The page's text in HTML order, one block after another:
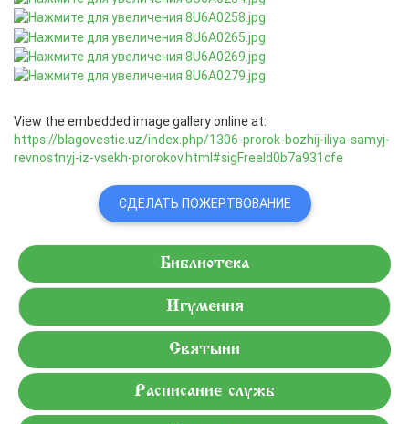
View the embedded image gallery online at:
https://blagovestie.uz/index.php/1306-prorok-bozhij-iliya-samyj-
revnostnyj-iz-vsekh-prorokov.html#sigFreeId0b7a931cfe
СДЕЛАТЬ ПОЖЕРТВОВАНИЕ
Библиотека
Игумения
Святыни
Расписание служб